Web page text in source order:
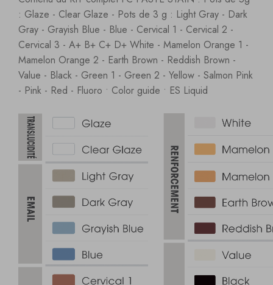
: Glaze - Clear Glaze - Pots de 3 g : Light Gray - Dark
Gray - Grayish Blue - Blue - Cervical 1 - Cervical 2 -
Cervical 3 - A+ B+ C+ D+ White - Mamelon Orange 1 -
Mamelon Orange 2 - Earth Brown - Reddish Brown -
Value - Black - Green 1 - Green 2 - Yellow - Salmon Pink
- Pink - Red - Fluoro • Color guide • ES Liquid